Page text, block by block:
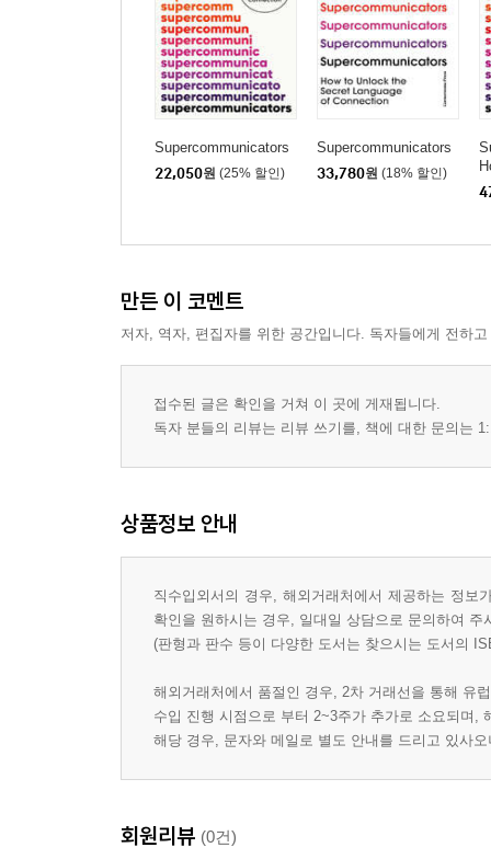
Supercommunicators
22,050원 (25% 할인)
Supercommunicators
33,780원 (18% 할인)
만든 이 코멘트
저자, 역자, 편집자를 위한 공간입니다. 독자들에게 전하
접수된 글은 확인을 거쳐 이 곳에 게재됩니다.
독자 분들의 리뷰는 리뷰 쓰기를, 책에 대한 문의는
상품정보 안내
직수입외서의 경우, 해외거래처에서 제공하는 정
확인을 원하시는 경우, 일대일 상담으로 문의하여 주
(판형과 판수 등이 다양한 도서는 찾으시는 도서의
해외거래처에서 품절인 경우, 2차 거래선을 통해 유
수입 진행 시점으로 부터 2~3주가 추가로 소요되며,
해당 경우, 문자와 메일로 별도 안내를 드리고 있사
회원리뷰 (0건)